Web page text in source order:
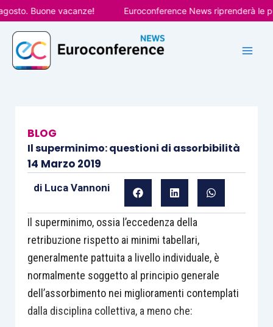
Vai
al
contenuto
Buone vacanze! Euroconference News riprenderà le
BLOG
Il superminimo: questioni di assorbibilità
14 Marzo 2019
di Luca Vannoni
Il superminimo, ossia l’eccedenza della
retribuzione rispetto ai minimi tabellari,
generalmente pattuita a livello individuale, è
normalmente soggetto al principio generale
dell’assorbimento nei miglioramenti contemplati
dalla disciplina collettiva, a meno che: